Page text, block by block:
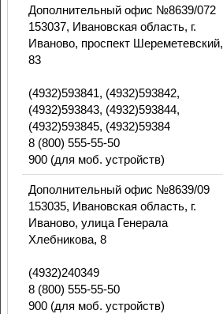
Дополнительный офис №8639/072
153037, Ивановская область, г.
Иваново, проспект Шереметевский,
83
(4932)593841, (4932)593842,
(4932)593843, (4932)593844,
(4932)593845, (4932)59384
8 (800) 555-55-50
900 (для моб. устройств)
Дополнительный офис №8639/09
153035, Ивановская область, г.
Иваново, улица Генерала
Хлебникова, 8
(4932)240349
8 (800) 555-55-50
900 (для моб. устройств)